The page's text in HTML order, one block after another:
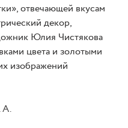
отвечающей вкусам
декор,
Юлия Чистякова
цвета и золотыми
изображений
А.